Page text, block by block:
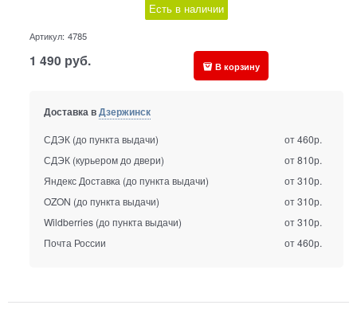
Есть в наличии
Артикул: 4785
1 490 руб. В корзину
Доставка вДзержинск
СДЭК (до пункта выдачи)
от 460р.
СДЭК (курьером до двери)
от 810р.
Яндекс Доставка (до пункта выдачи)
от 310р.
OZON (до пункта выдачи)
от 310р.
Wildberries (до пункта выдачи)
от 310р.
Почта России
от 460р.